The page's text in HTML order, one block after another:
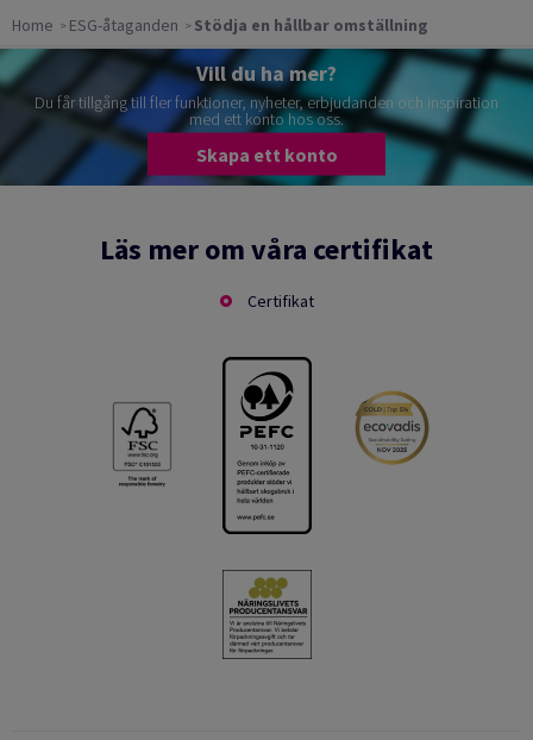
Home ESG-åtaganden Stödja en hållbar omställning
Vill du ha mer?
Du får tillgång till fler funktioner, nyheter, erbjudanden och inspiration
med ett konto hos oss.
Skapa ett konto
Läs mer om våra certifikat
Certifikat